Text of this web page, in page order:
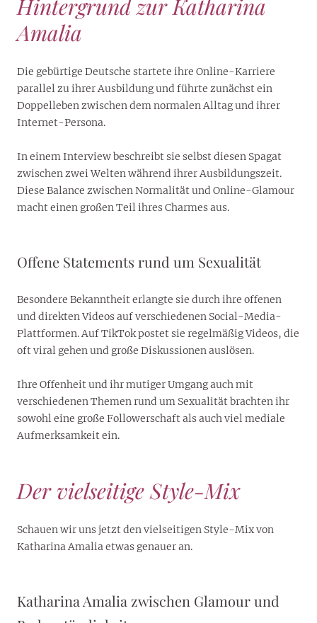
Hintergrund zur Katharina
Amalia
Die gebürtige Deutsche startete ihre Online-Karriere
parallel zu ihrer Ausbildung und führte zunächst ein
Doppelleben zwischen dem normalen Alltag und ihrer
Internet-Persona.
In einem Interview beschreibt sie selbst diesen Spagat
zwischen zwei Welten während ihrer Ausbildungszeit.
Diese Balance zwischen Normalität und Online-Glamour
macht einen großen Teil ihres Charmes aus.
Offene Statements rund um Sexualität
Besondere Bekanntheit erlangte sie durch ihre offenen
und direkten Videos auf verschiedenen Social-Media-
Plattformen. Auf TikTok postet sie regelmäßig Videos, die
oft viral gehen und große Diskussionen auslösen.
Ihre Offenheit und ihr mutiger Umgang auch mit
verschiedenen Themen rund um Sexualität brachten ihr
sowohl eine große Followerschaft als auch viel mediale
Aufmerksamkeit ein.
Der vielseitige Style-Mix
Schauen wir uns jetzt den vielseitigen Style-Mix von
Katharina Amalia etwas genauer an.
Katharina Amalia zwischen Glamour und